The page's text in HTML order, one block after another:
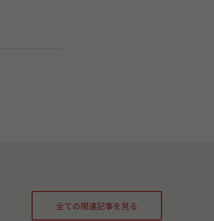
全ての関連記事を見る